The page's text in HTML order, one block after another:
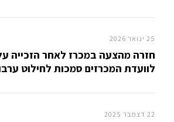
25 ינואר 2026
חזרה מהצעה במכרז לאחר הזכייה
לוועדת המכרזים סמכות לחילוט
22 דצמבר 2025